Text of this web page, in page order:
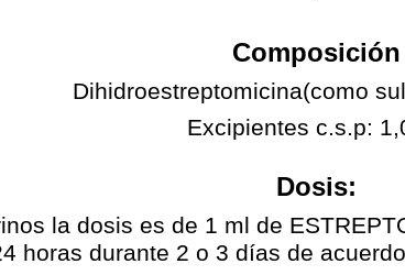
Composición
Dihidroestreptomicina(como
Excipientes c.s.p:
Dosis:
la dosis es de 1 ml de
horas durante 2 o 3 días de